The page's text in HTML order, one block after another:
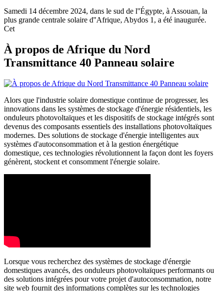
Samedi 14 décembre 2024, dans le sud de l''Égypte, à Assouan, la
plus grande centrale solaire d''Afrique, Abydos 1, a été inaugurée.
Cet
À propos de Afrique du Nord
Transmittance 40 Panneau solaire
Alors que l'industrie solaire domestique continue de progresser, les
innovations dans les systèmes de stockage d'énergie résidentiels, les
onduleurs photovoltaïques et les dispositifs de stockage intégrés sont
devenus des composants essentiels des installations photovoltaïques
modernes. Des solutions de stockage d'énergie intelligentes aux
systèmes d'autoconsommation et à la gestion énergétique
domestique, ces technologies révolutionnent la façon dont les foyers
génèrent, stockent et consomment l'énergie solaire.
Lorsque vous recherchez des systèmes de stockage d'énergie
domestiques avancés, des onduleurs photovoltaïques performants ou
des solutions intégrées pour votre projet d'autoconsommation, notre
site web fournit des informations complètes sur les technologies